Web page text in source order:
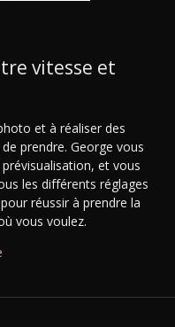
vitesse et
et à réaliser des
prendre. George vous
et vous
les différents réglages
réussir à prendre la
vous voulez.